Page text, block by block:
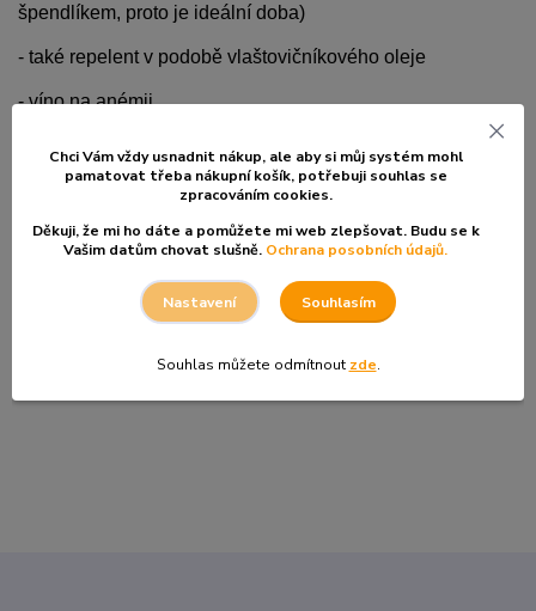
špendlíkem, proto je ideální doba)
- také repelent v podobě vlaštovičníkového oleje
- víno na anémii
- červené víno na trávení
- meduňkové víno
- olej na celulitidu
- a dubovou tinkturu
Chci Vám vždy usnadnit nákup, ale aby si můj systém mohl
pamatovat třeba nákupní košík, potřebuji souhlas se
zpracováním cookies.
Děkuji, že mi ho dáte a pomůžete mi web zlepšovat. Budu se k
Vašim datům chovat slušně. Ochrana posobních údajů.
Nastavení Souhlasím
Souhlas můžete odmítnout zde.